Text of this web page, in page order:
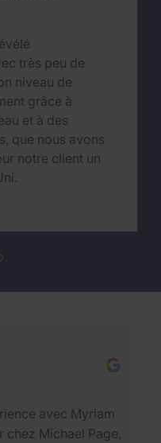
très peu de
niveau de
grâce à
et à des
que nous avons
notre client un
avec Myriam
chez Michael Page,